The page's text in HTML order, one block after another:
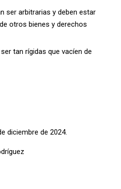
ser arbitrarias y deben estar
otros bienes y derechos
tan rígidas que vacíen de
diciembre de 2024.